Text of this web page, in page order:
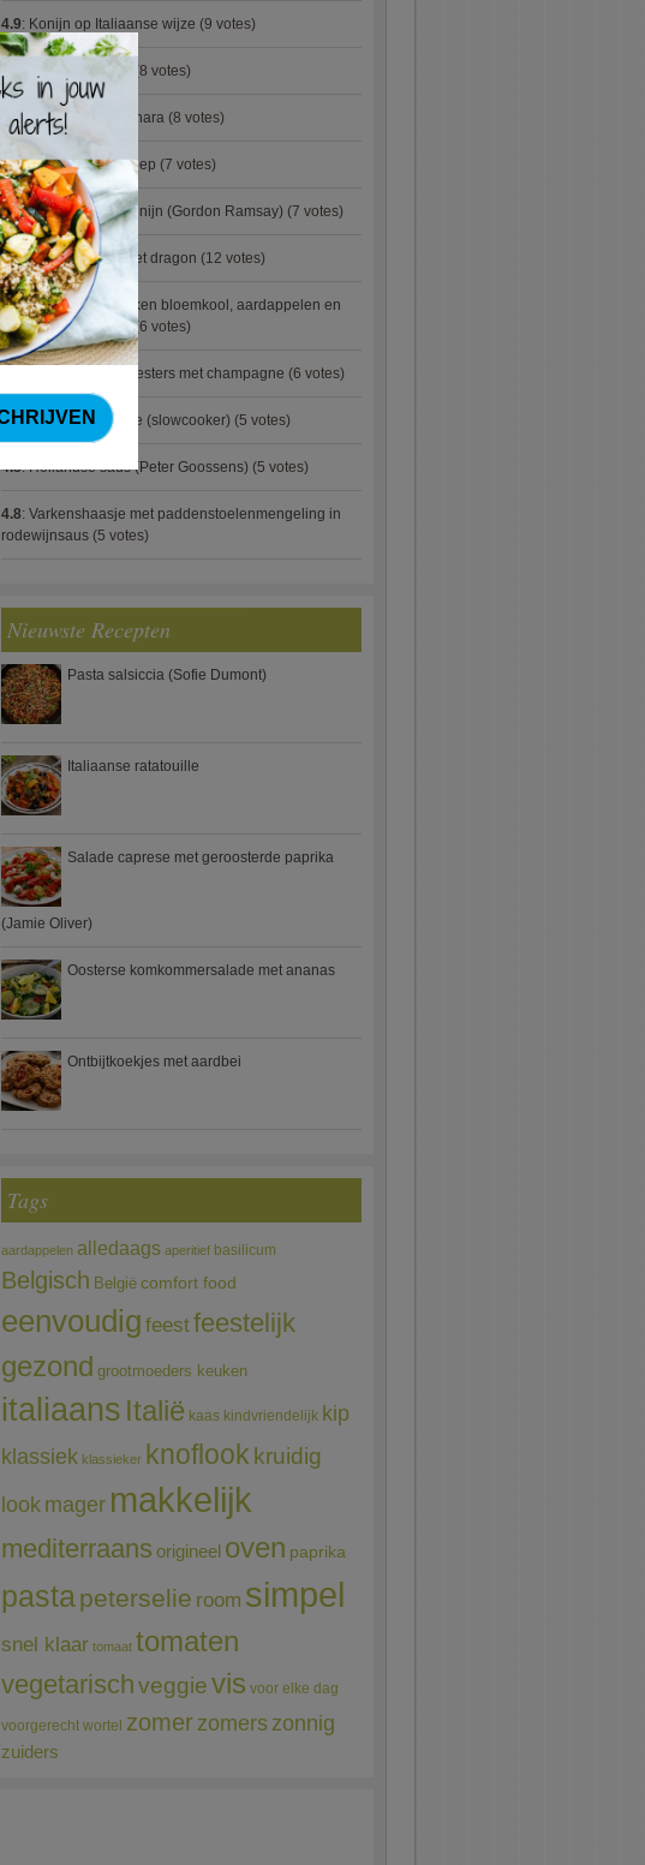
4.9: Konijn op Italiaanse wijze (9 votes)
(8 votes)
4.9:Courgette carbonara (8 votes)
4.9:Aziatische preisoep (7 votes)
4.9:Fricassee van konijn (Gordon Ramsay) (7 votes)
4.8:Gestoofde kip met dragon (12 votes)
4.8:Zalm met gebakken bloemkool, aardappelen en
spek (Jeroen Meus)(6 votes)
Gegratineerde oesters met champagne (6 votes)
4.8:Linzenbolognese (slowcooker) (5 votes)
4.8:Hollandse saus (Peter Goossens) (5 votes)
4.8: Varkenshaasje met paddenstoelenmengeling in
rodewijnsaus (5 votes)
Nieuwste Recepten
Pasta salsiccia (Sofie Dumont)
Italiaanse ratatouille
Salade caprese met geroosterde paprika
(Jamie Oliver)
Oosterse komkommersalade met ananas
Ontbijtkoekjes met aardbei
Tags
aardappelen alledaags aperitief basilicum
Belgisch België comfort food
eenvoudig feestfeestelijk
gezond grootmoeders keuken
italiaans Italië kaas kindvriendelijk kip
klassiek klassieker knoflook kruidig
look mager makkelijk
mediterraans origineel oven paprika
pastapeterselie room simpel
snel klaar tomaat tomaten
vegetarischveggievis voor elke dag
voorgerecht wortel zomerzomerszonnig
zuiders
×